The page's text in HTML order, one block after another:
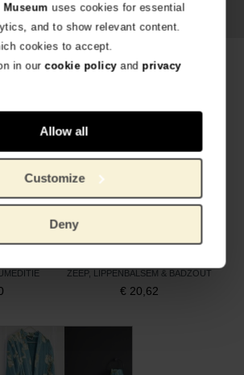
Museum uses cookies for essential
and to show relevant content.
cookies to accept.
in ourcookie policyand privacy
Allow all
Customize
Deny
producten
ZEEP, LIPPENBALSEM & BADZOUT
€ 20,62